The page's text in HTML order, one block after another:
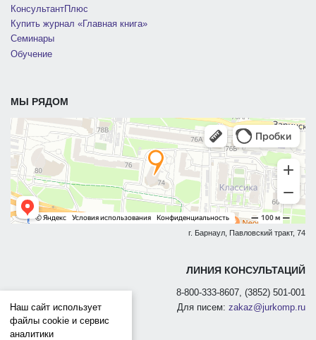
КонсультантПлюс
Купить журнал «Главная книга»
Семинары
Обучение
МЫ РЯДОМ
г. Барнаул, Павловский тракт, 74
ЛИНИЯ КОНСУЛЬТАЦИЙ
8-800-333-8607, (3852) 501-001
Для писем: zakaz@jurkomp.ru
Наш сайт использует
файлы cookie и сервис
аналитики